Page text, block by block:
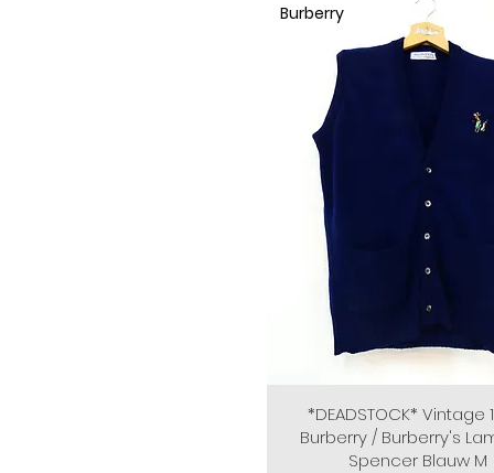
Burberry
*DEADSTOCK* Vintage
Burberry / Burberry's
Spencer Blauw M